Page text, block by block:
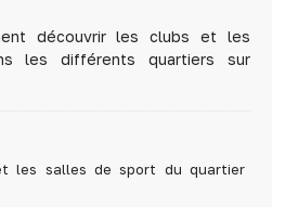
découvrir les clubs et les
les différents quartiers sur
les salles de sport du quartier